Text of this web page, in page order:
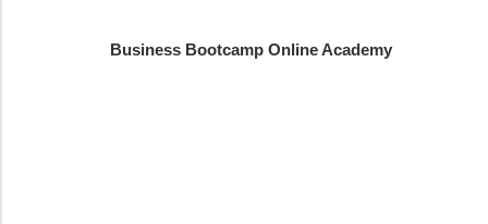
Business Bootcamp Online Academy